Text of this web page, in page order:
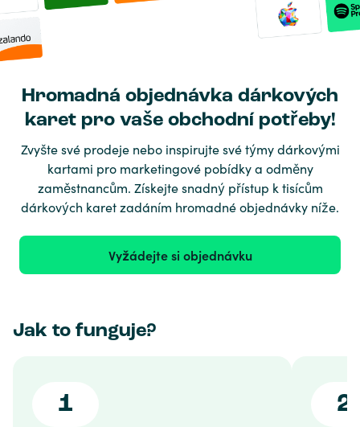
Hromadná objednávka dárkových
karet pro vaše obchodní potřeby!
Zvyšte své prodeje nebo inspirujte své týmy dárkovými
kartami pro marketingové pobídky a odměny
zaměstnancům. Získejte snadný přístup k tisícům
dárkových karet zadáním hromadné objednávky níže.
Vyžádejte si objednávku
Jak to funguje?
1 2